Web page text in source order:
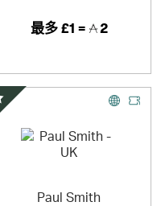
最多£1 = 2
Paul Smith
精选优惠